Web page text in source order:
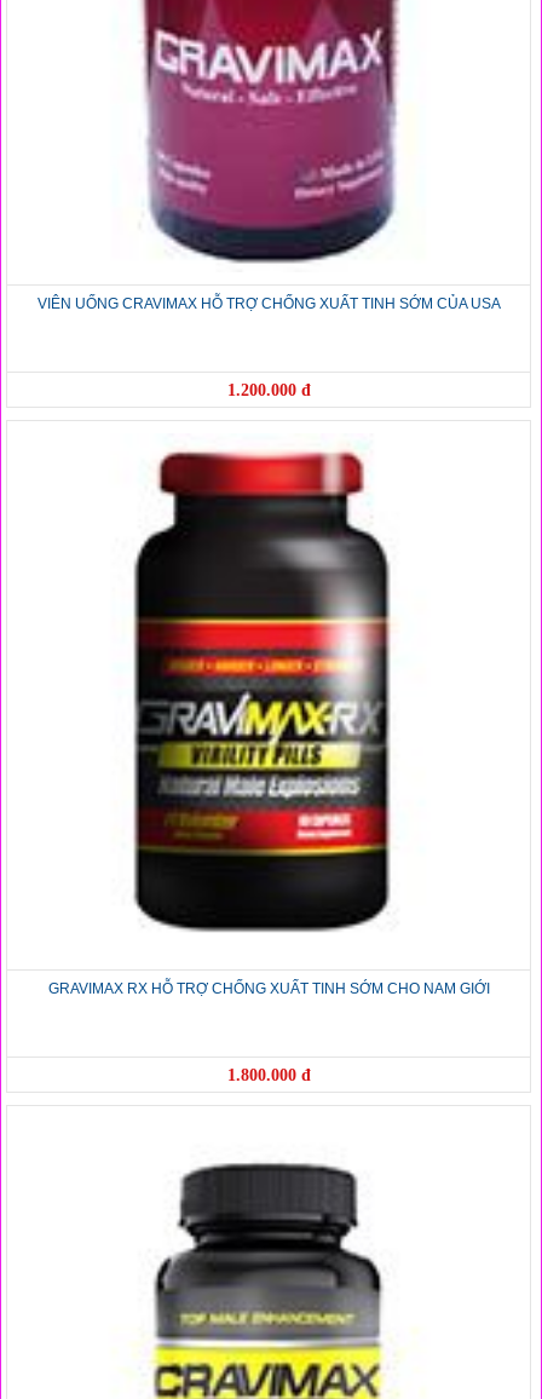
VIÊN UỐNG CRAVIMAX HỖ TRỢ CHỐNG XUẤT TINH SỚM CỦA USA
1.200.000 đ
GRAVIMAX RX HỖ TRỢ CHỐNG XUẤT TINH SỚM CHO NAM GIỚI
1.800.000 đ